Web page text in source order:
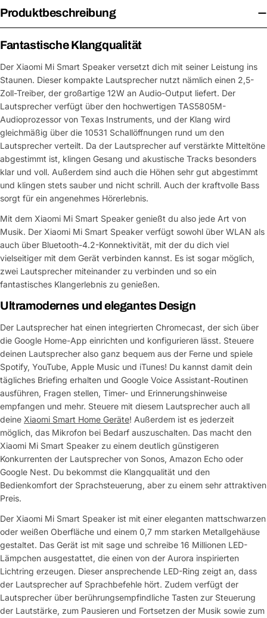
Produktbeschreibung
Fantastische Klangqualität
Der Xiaomi Mi Smart Speaker versetzt dich mit seiner Leistung ins
Staunen. Dieser kompakte Lautsprecher nutzt nämlich einen 2,5-
Zoll-Treiber, der großartige 12W an Audio-Output liefert. Der
Lautsprecher verfügt über den hochwertigen TAS5805M-
Audioprozessor von Texas Instruments, und der Klang wird
gleichmäßig über die 10531 Schallöffnungen rund um den
Lautsprecher verteilt. Da der Lautsprecher auf verstärkte Mitteltöne
abgestimmt ist, klingen Gesang und akustische Tracks besonders
klar und voll. Außerdem sind auch die Höhen sehr gut abgestimmt
und klingen stets sauber und nicht schrill. Auch der kraftvolle Bass
sorgt für ein angenehmes Hörerlebnis.
Mit dem Xiaomi Mi Smart Speaker genießt du also jede Art von
Musik. Der Xiaomi Mi Smart Speaker verfügt sowohl über WLAN als
auch über Bluetooth-4.2-Konnektivität, mit der du dich viel
vielseitiger mit dem Gerät verbinden kannst. Es ist sogar möglich,
zwei Lautsprecher miteinander zu verbinden und so ein
fantastisches Klangerlebnis zu genießen.
Ultramodernes und elegantes Design
Der Lautsprecher hat einen integrierten Chromecast, der sich über
die Google Home-App einrichten und konfigurieren lässt. Steuere
deinen Lautsprecher also ganz bequem aus der Ferne und spiele
Spotify, YouTube, Apple Music und iTunes! Du kannst damit dein
tägliches Briefing erhalten und Google Voice Assistant-Routinen
ausführen, Fragen stellen, Timer- und Erinnerungshinweise
empfangen und mehr. Steuere mit diesem Lautsprecher auch all
deine Xiaomi Smart Home Geräte! Außerdem ist es jederzeit
möglich, das Mikrofon bei Bedarf auszuschalten. Das macht den
Xiaomi Mi Smart Speaker zu einem deutlich günstigeren
Konkurrenten der Lautsprecher von Sonos, Amazon Echo oder
Google Nest. Du bekommst die Klangqualität und den
Bedienkomfort der Sprachsteuerung, aber zu einem sehr attraktiven
Preis.
Der Xiaomi Mi Smart Speaker ist mit einer eleganten mattschwarzen
oder weißen Oberfläche und einem 0,7 mm starken Metallgehäuse
gestaltet. Das Gerät ist mit sage und schreibe 16 Millionen LED-
Lämpchen ausgestattet, die einen von der Aurora inspirierten
Lichtring erzeugen. Dieser ansprechende LED-Ring zeigt an, dass
der Lautsprecher auf Sprachbefehle hört. Zudem verfügt der
Lautsprecher über berührungsempfindliche Tasten zur Steuerung
der Lautstärke, zum Pausieren und Fortsetzen der Musik sowie zum